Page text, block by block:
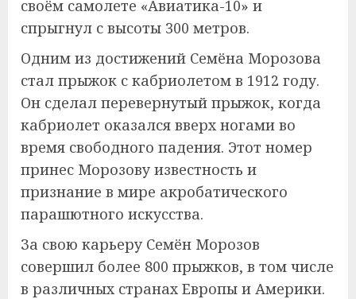
своём самолете «Авиатика-10» и
спрыгнул с высоты 300 метров.
Одним из достижений Семёна Морозова
стал прыжок с кабриолетом в 1912 году.
Он сделал перевернутый прыжок, когда
кабриолет оказался вверх ногами во
время свободного падения. Этот номер
принес Морозову известность и
признание в мире акробатического
парашютного искусства.
За свою карьеру Семён Морозов
совершил более 800 прыжков, в том числе
в различных странах Европы и Америки.